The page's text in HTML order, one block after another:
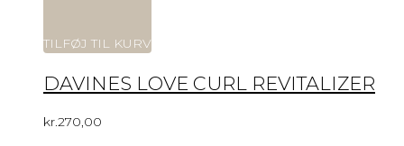
TILFØJ TIL KURV
DAVINES LOVE CURL REVITALIZER
kr.270,00